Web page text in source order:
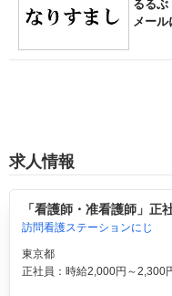
るるぶ
メー
求人情報
「看護師・准看護師」正
訪問看護ステーションにじ
東京都
正社員：時給2,000円～2,300